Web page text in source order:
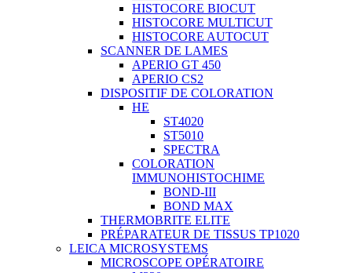
HISTOCORE BIOCUT
HISTOCORE MULTICUT
HISTOCORE AUTOCUT
SCANNER DE LAMES
APERIO GT 450
APERIO CS2
DISPOSITIF DE COLORATION
HE
ST4020
ST5010
SPECTRA
COLORATION
IMMUNOHISTOCHIME
BOND-III
BOND MAX
THERMOBRITE ELITE
PRÉPARATEUR DE TISSUS TP1020
LEICA MICROSYSTEMS
MICROSCOPE OPÉRATOIRE